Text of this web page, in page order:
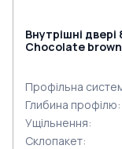
Внутрішні
Chocolate brown
Профільна
Глибина профілю:
Ущільнення:
Склопакет: